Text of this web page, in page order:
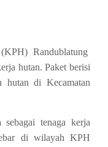
Randublatung
hutan. Paket berisi
hutan di Kecamatan
tenaga kerja
di wilayah KPH